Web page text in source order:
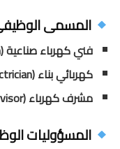
المسمى
فني كهرباء صناعية (Industrial Electrician)
كهربائي بناء (Construction Electrician)
مشرف كهرباء (Electrical Supervisor)
المسؤوليات